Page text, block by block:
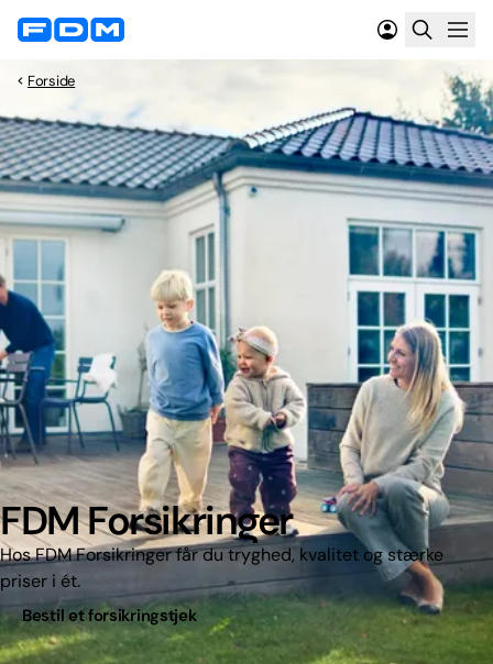
FDM Forsikringer
Hos FDM Forsikringer får du tryghed, kvalitet og stærke
priser i ét.
Bestil et forsikringstjek
Forside